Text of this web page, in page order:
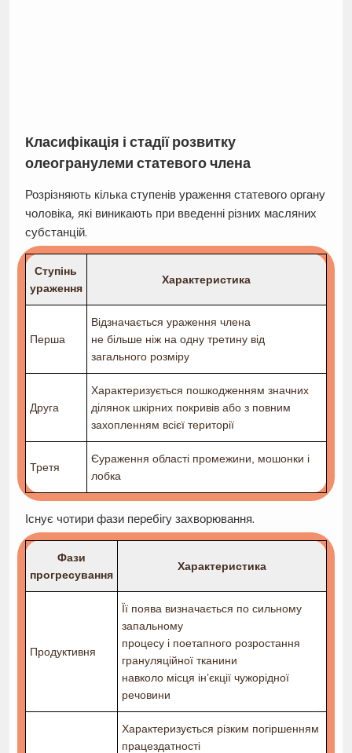
Класифікація і стадії розвитку
олеогранулеми статевого члена
Розрізняють кілька ступенів ураження статевого органу
чоловіка, які виникають при введенні різних масляних
субстанцій.
Ступінь
ураження
Характеристика
Перша
Відзначається ураження члена
не більше ніж на одну третину від
загального розміру
Друга
Характеризується пошкодженням значних
ділянок шкірних покривів або з повним
захопленням всієї території
Третя
Єураження області промежини, мошонки і
лобка
Існує чотири фази перебігу захворювання.
Фази
прогресування
Характеристика
Продуктивня
Її поява визначається по сильному
запальному
процесу і поетапного розростання
грануляційної тканини
навколо місця ін’єкції чужорідної
речовини
Характеризується різким погіршенням
працездатності